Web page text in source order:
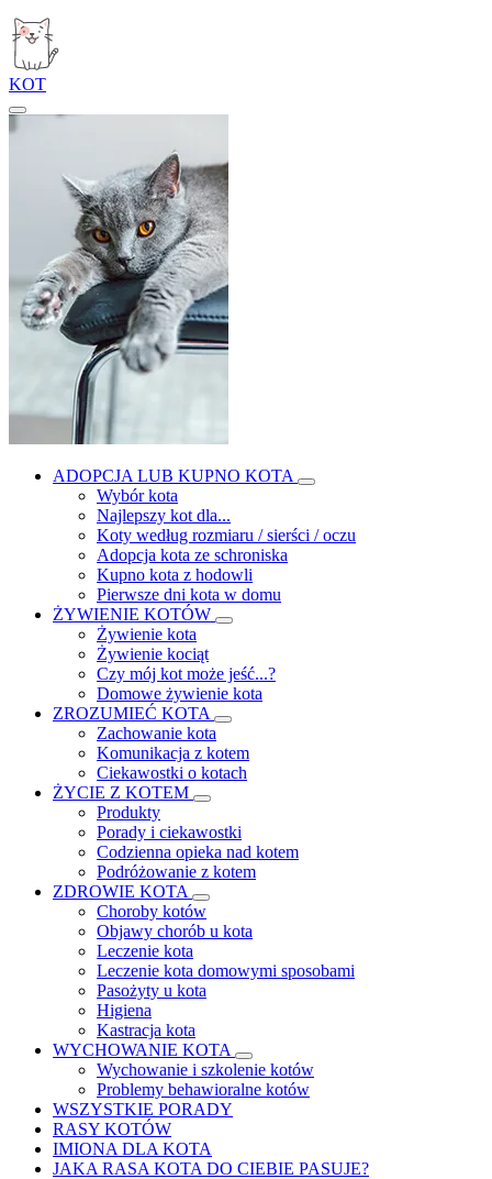
KOT
ADOPCJA LUB KUPNO KOTA
Wybór kota
Najlepszy kot dla...
Koty według rozmiaru / sierści / oczu
Adopcja kota ze schroniska
Kupno kota z hodowli
Pierwsze dni kota w domu
ŻYWIENIE KOTÓW
Żywienie kota
Żywienie kociąt
Czy mój kot może jeść...?
Domowe żywienie kota
ZROZUMIEĆ KOTA
Zachowanie kota
Komunikacja z kotem
Ciekawostki o kotach
ŻYCIE Z KOTEM
Produkty
Porady i ciekawostki
Codzienna opieka nad kotem
Podróżowanie z kotem
ZDROWIE KOTA
Choroby kotów
Objawy chorób u kota
Leczenie kota
Leczenie kota domowymi sposobami
Pasożyty u kota
Higiena
Kastracja kota
WYCHOWANIE KOTA
Wychowanie i szkolenie kotów
Problemy behawioralne kotów
WSZYSTKIE PORADY
RASY KOTÓW
IMIONA DLA KOTA
JAKA RASA KOTA DO CIEBIE PASUJE?